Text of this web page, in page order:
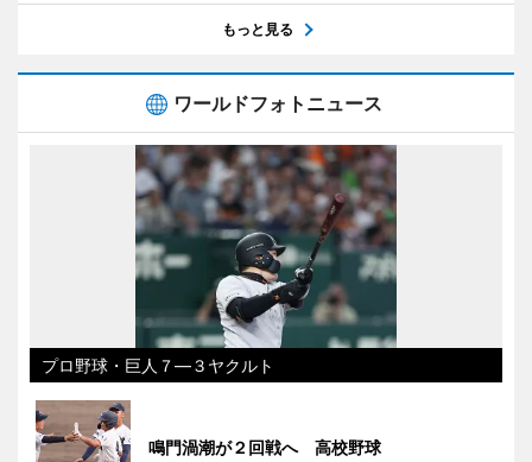
もっと見る
ワールドフォトニュース
プロ野球・巨人７―３ヤクルト
鳴門渦潮が２回戦へ 高校野球